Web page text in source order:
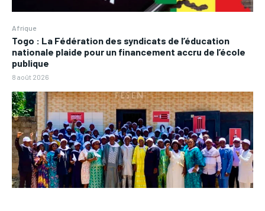
Afrique
Togo : La Fédération des syndicats de l’éducation
nationale plaide pour un financement accru de l’école
publique
8 août 2026